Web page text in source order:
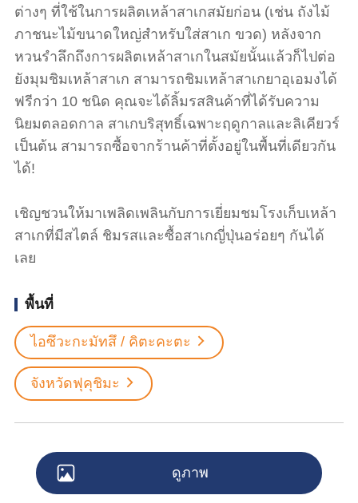
ต่างๆ ที่ใช้ในการผลิตเหล้าสาเกสมัยก่อน (เช่น ถังไม้
ภาชนะไม้ขนาดใหญ่สำหรับใส่สาเก ขวด) หลังจาก
หวนรำลึกถึงการผลิตเหล้าสาเกในสมัยนั้นแล้วก็ไปต่อ
ยังมุมชิมเหล้าสาเก สามารถชิมเหล้าสาเกยาอุเอมงได้
ฟรีกว่า 10 ชนิด คุณจะได้ลิ้มรสสินค้าที่ได้รับความ
นิยมตลอดกาล สาเกบริสุทธิ์เฉพาะฤดูกาลและลิเคียวร์
เป็นต้น สามารถซื้อจากร้านค้าที่ตั้งอยู่ในพื้นที่เดียวกัน
ได้!
เชิญชวนให้มาเพลิดเพลินกับการเยี่ยมชมโรงเก็บเหล้า
สาเกที่มีสไตล์ ชิมรสและซื้อสาเกญี่ปุ่นอร่อยๆ กันได้
เลย
พื้นที่
ไอซึวะกะมัทสึ / คิตะคะตะ
จังหวัดฟุคุชิมะ
ดูภาพ